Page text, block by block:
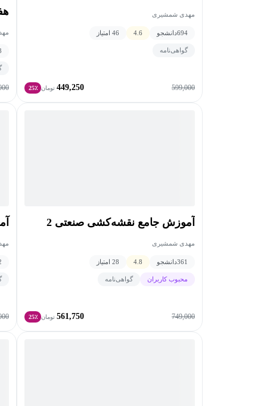
مهدی شمشیری
694دانشجو 4.6 46 امتیاز
گواهی‌نامه
599,000
449,250 تومان 25٪
آموزش جامع نقشه‌کشی صنعتی 2
مهدی شمشیری
361دانشجو 4.8 28 امتیاز
محبوب کاربران گواهی‌نامه
749,000
561,750 تومان 25٪